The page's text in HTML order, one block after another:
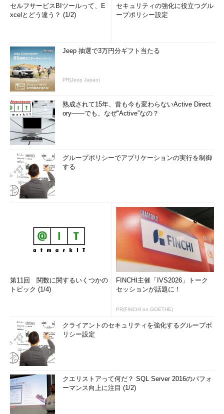
は、適切な方法で変換しなければならない。XSSの脆弱性のある
Webアプリケーションのほとんどは、これらの特殊文字の存在を
きたい。
●対策の流れ
する、という極めて単純な流れの組み合わせで作られているだろ
う。
図2 対策の流れ
プログラムミスがある場合に起こる。この部分で「<」と「>」
などの特殊文字をサニタイジング（無害化：詳細は次回解説）す
ればいいのだが、ちょっと待ってほしい。そもそも特殊文字を受
け付ける必要があるのかどうかをよく考える必要がある。
XSS対策の最初の一歩は、「入力チェック」である。その後、
入力チェックに漏れた特殊文字を、出力の直前に処理する、とい
う流れになる。
入力チェックを正しく行うことによって、「OSコマンドイン
ジェクション」「SQLインジェクション」「
ロー 」といったXSS以外のセキュリティホールの対策となる場合
ってほしい。
※OSコマンドインジェクション
セルフサービスBIツールって、E
xcelとどう違う？ (1/2)
セキュリティの強化に役立つグル
ープポリシー設定
Jeep 抽選で3万円分ギフト当たる
PR(Jeep Japan)
熟成されて15年、昔も今も変わらないActive Direct
ory――でも、なぜ“Active”なの？
グループポリシーでアプリケーションの実行を制御
する
第11回 関数に関するいくつかの
トピック (1/4)
FINCHI主催「IVS2026」トーク
セッションが話題に！
PR(FINCHI on GOETHE)
クライアントのセキュリティを強化するグループポ
リシー設定
クエリストアって何だ？ SQL Server 2016のパフォ
ーマンス向上に注目 (1/2)